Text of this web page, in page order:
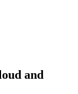
and